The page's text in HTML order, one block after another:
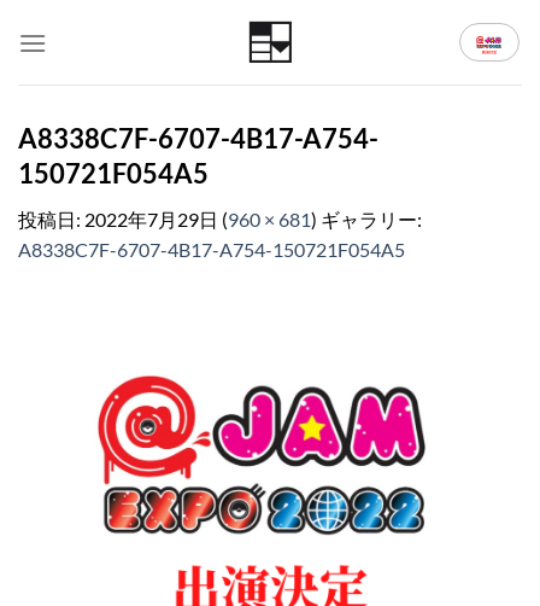
A8338C7F-6707-4B17-A754-
150721F054A5
投稿日: 2022年7月29日 (960 × 681) ギャラリー:
A8338C7F-6707-4B17-A754-150721F054A5